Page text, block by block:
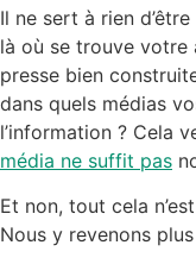
Il ne sert à rien
là où se trouve votre
presse bien
dans quels médias
l’information ? Cela
média ne suffit pas
Et non, tout cela
Nous y revenons